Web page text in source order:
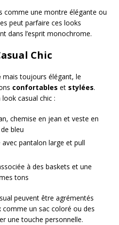
comme une montre élégante ou
peut parfaire ces looks
dans l’esprit monochrome.
Chic
mais toujours élégant, le
confortables et stylées.
casual chic :
chemise en jean et veste en
bleu
pantalon large et pull
à des baskets et une
tons
peuvent être agrémentés
comme un sac coloré ou des
une touche personnelle.